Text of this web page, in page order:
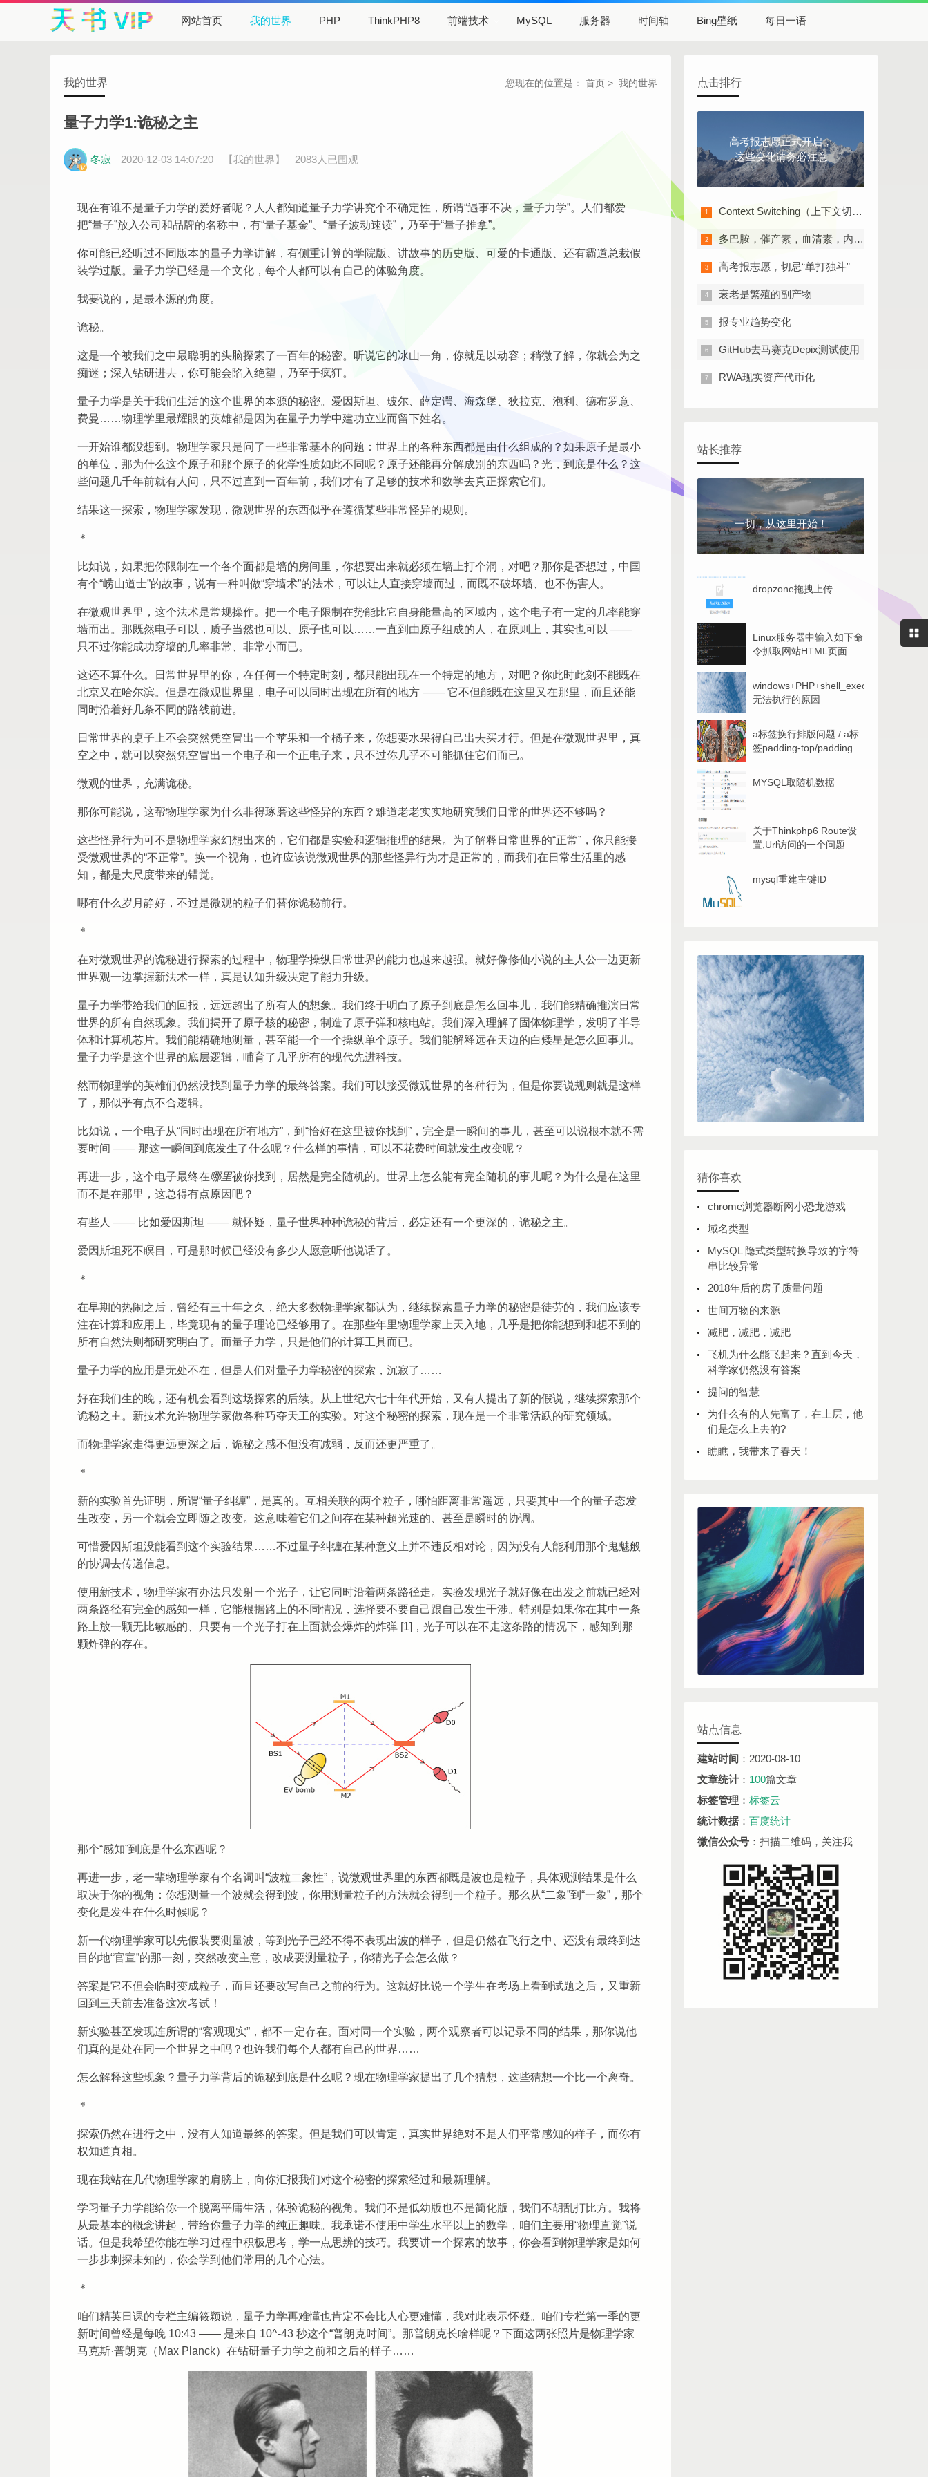
天 书 VIP 网站首页 我的世界 PHP ThinkPHP8 前端技术 MySQL 服务器 时间轴 Bing壁纸 每日一语
您现在的位置是： 首页 > 我的世界
我的世界
量子力学1:诡秘之主
冬寂 2020-12-03 14:07:20 【我的世界】 2083人已围观
现在有谁不是量子力学的爱好者呢？人人都知道量子力学讲究个不确定性，所谓“遇事不决，量子力学”。人们都爱
把“量子”放入公司和品牌的名称中，有“量子基金”、“量子波动速读”，乃至于“量子推拿”。
你可能已经听过不同版本的量子力学讲解，有侧重计算的学院版、讲故事的历史版、可爱的卡通版、还有霸道总裁假
装学过版。量子力学已经是一个文化，每个人都可以有自己的体验角度。
我要说的，是最本源的角度。
诡秘。
这是一个被我们之中最聪明的头脑探索了一百年的秘密。听说它的冰山一角，你就足以动容；稍微了解，你就会为之
痴迷；深入钻研进去，你可能会陷入绝望，乃至于疯狂。
量子力学是关于我们生活的这个世界的本源的秘密。爱因斯坦、玻尔、薛定谔、海森堡、狄拉克、泡利、德布罗意、
费曼……物理学里最耀眼的英雄都是因为在量子力学中建功立业而留下姓名。
一开始谁都没想到。物理学家只是问了一些非常基本的问题：世界上的各种东西都是由什么组成的？如果原子是最小
的单位，那为什么这个原子和那个原子的化学性质如此不同呢？原子还能再分解成别的东西吗？光，到底是什么？这
些问题几千年前就有人问，只不过直到一百年前，我们才有了足够的技术和数学去真正探索它们。
结果这一探索，物理学家发现，微观世界的东西似乎在遵循某些非常怪异的规则。
＊
比如说，如果把你限制在一个各个面都是墙的房间里，你想要出来就必须在墙上打个洞，对吧？那你是否想过，中国
有个“崂山道士”的故事，说有一种叫做“穿墙术”的法术，可以让人直接穿墙而过，而既不破坏墙、也不伤害人。
在微观世界里，这个法术是常规操作。把一个电子限制在势能比它自身能量高的区域内，这个电子有一定的几率能穿
墙而出。那既然电子可以，质子当然也可以、原子也可以……一直到由原子组成的人，在原则上，其实也可以 ——
只不过你能成功穿墙的几率非常、非常小而已。
这还不算什么。日常世界里的你，在任何一个特定时刻，都只能出现在一个特定的地方，对吧？你此时此刻不能既在
北京又在哈尔滨。但是在微观世界里，电子可以同时出现在所有的地方 —— 它不但能既在这里又在那里，而且还能
同时沿着好几条不同的路线前进。
日常世界的桌子上不会突然凭空冒出一个苹果和一个橘子来，你想要水果得自己出去买才行。但是在微观世界里，真
空之中，就可以突然凭空冒出一个电子和一个正电子来，只不过你几乎不可能抓住它们而已。
微观的世界，充满诡秘。
那你可能说，这帮物理学家为什么非得琢磨这些怪异的东西？难道老老实实地研究我们日常的世界还不够吗？
这些怪异行为可不是物理学家幻想出来的，它们都是实验和逻辑推理的结果。为了解释日常世界的“正常”，你只能接
受微观世界的“不正常”。换一个视角，也许应该说微观世界的那些怪异行为才是正常的，而我们在日常生活里的感
知，都是大尺度带来的错觉。
哪有什么岁月静好，不过是微观的粒子们替你诡秘前行。
＊
在对微观世界的诡秘进行探索的过程中，物理学操纵日常世界的能力也越来越强。就好像修仙小说的主人公一边更新
世界观一边掌握新法术一样，真是认知升级决定了能力升级。
量子力学带给我们的回报，远远超出了所有人的想象。我们终于明白了原子到底是怎么回事儿，我们能精确推演日常
世界的所有自然现象。我们揭开了原子核的秘密，制造了原子弹和核电站。我们深入理解了固体物理学，发明了半导
体和计算机芯片。我们能精确地测量，甚至能一个一个操纵单个原子。我们能解释远在天边的白矮星是怎么回事儿。
量子力学是这个世界的底层逻辑，哺育了几乎所有的现代先进科技。
然而物理学的英雄们仍然没找到量子力学的最终答案。我们可以接受微观世界的各种行为，但是你要说规则就是这样
了，那似乎有点不合逻辑。
比如说，一个电子从“同时出现在所有地方”，到“恰好在这里被你找到”，完全是一瞬间的事儿，甚至可以说根本就不需
要时间 —— 那这一瞬间到底发生了什么呢？什么样的事情，可以不花费时间就发生改变呢？
再进一步，这个电子最终在哪里被你找到，居然是完全随机的。世界上怎么能有完全随机的事儿呢？为什么是在这里
而不是在那里，这总得有点原因吧？
有些人 —— 比如爱因斯坦 —— 就怀疑，量子世界种种诡秘的背后，必定还有一个更深的，诡秘之主。
爱因斯坦死不瞑目，可是那时候已经没有多少人愿意听他说话了。
＊
在早期的热闹之后，曾经有三十年之久，绝大多数物理学家都认为，继续探索量子力学的秘密是徒劳的，我们应该专
注在计算和应用上，毕竟现有的量子理论已经够用了。在那些年里物理学家上天入地，几乎是把你能想到和想不到的
所有自然法则都研究明白了。而量子力学，只是他们的计算工具而已。
量子力学的应用是无处不在，但是人们对量子力学秘密的探索，沉寂了……
好在我们生的晚，还有机会看到这场探索的后续。从上世纪六七十年代开始，又有人提出了新的假说，继续探索那个
诡秘之主。新技术允许物理学家做各种巧夺天工的实验。对这个秘密的探索，现在是一个非常活跃的研究领域。
而物理学家走得更远更深之后，诡秘之感不但没有减弱，反而还更严重了。
＊
新的实验首先证明，所谓“量子纠缠”，是真的。互相关联的两个粒子，哪怕距离非常遥远，只要其中一个的量子态发
生改变，另一个就会立即随之改变。这意味着它们之间存在某种超光速的、甚至是瞬时的协调。
可惜爱因斯坦没能看到这个实验结果……不过量子纠缠在某种意义上并不违反相对论，因为没有人能利用那个鬼魅般
的协调去传递信息。
使用新技术，物理学家有办法只发射一个光子，让它同时沿着两条路径走。实验发现光子就好像在出发之前就已经对
两条路径有完全的感知一样，它能根据路上的不同情况，选择要不要自己跟自己发生干涉。特别是如果你在其中一条
路上放一颗无比敏感的、只要有一个光子打在上面就会爆炸的炸弹 [1]，光子可以在不走这条路的情况下，感知到那
颗炸弹的存在。
那个“感知”到底是什么东西呢？
再进一步，老一辈物理学家有个名词叫“波粒二象性”，说微观世界里的东西都既是波也是粒子，具体观测结果是什么
取决于你的视角：你想测量一个波就会得到波，你用测量粒子的方法就会得到一个粒子。那么从“二象”到“一象”，那个
变化是发生在什么时候呢？
新一代物理学家可以先假装要测量波，等到光子已经不得不表现出波的样子，但是仍然在飞行之中、还没有最终到达
目的地“官宣”的那一刻，突然改变主意，改成要测量粒子，你猜光子会怎么做？
答案是它不但会临时变成粒子，而且还要改写自己之前的行为。这就好比说一个学生在考场上看到试题之后，又重新
回到三天前去准备这次考试！
新实验甚至发现连所谓的“客观现实”，都不一定存在。面对同一个实验，两个观察者可以记录不同的结果，那你说他
们真的是处在同一个世界之中吗？也许我们每个人都有自己的世界……
怎么解释这些现象？量子力学背后的诡秘到底是什么呢？现在物理学家提出了几个猜想，这些猜想一个比一个离奇。
＊
探索仍然在进行之中，没有人知道最终的答案。但是我们可以肯定，真实世界绝对不是人们平常感知的样子，而你有
权知道真相。
现在我站在几代物理学家的肩膀上，向你汇报我们对这个秘密的探索经过和最新理解。
学习量子力学能给你一个脱离平庸生活，体验诡秘的视角。我们不是低幼版也不是简化版，我们不胡乱打比方。我将
从最基本的概念讲起，带给你量子力学的纯正趣味。我承诺不使用中学生水平以上的数学，咱们主要用“物理直觉”说
话。但是我希望你能在学习过程中积极思考，学一点思辨的技巧。我要讲一个探索的故事，你会看到物理学家是如何
一步步刺探未知的，你会学到他们常用的几个心法。
＊
咱们精英日课的专栏主编筱颖说，量子力学再难懂也肯定不会比人心更难懂，我对此表示怀疑。咱们专栏第一季的更
新时间曾经是每晚 10:43 —— 是来自 10^-43 秒这个“普朗克时间”。那普朗克长啥样呢？下面这两张照片是物理学家
马克斯·普朗克（Max Planck）在钻研量子力学之前和之后的样子……
点击排行
高考报志愿正式开启，
这些变化请务必注意
Context Switching（上下文切换）的“切换成本”
多巴胺，催产素，血清素，内啡肽
高考报志愿，切忌“单打独斗”
衰老是繁殖的副产物
报专业趋势变化
GitHub去马赛克Depix测试使用
RWA现实资产代币化
站长推荐
一切，从这里开始！
dropzone拖拽上传
Linux服务器中输入如下命
令抓取网站HTML页面
windows+PHP+shell_exec()
无法执行的原因
a标签换行排版问题 / a标
签padding-top/padding-
MYSQL取随机数据
关于Thinkphp6 Route设
置,Url访问的一个问题
mysql重建主键ID
猜你喜欢
chrome浏览器断网小恐龙游戏
域名类型
MySQL 隐式类型转换导致的字符
串比较异常
2018年后的房子质量问题
世间万物的来源
减肥，减肥，减肥
飞机为什么能飞起来？直到今天，
科学家仍然没有答案
提问的智慧
为什么有的人先富了，在上层，他
们是怎么上去的?
瞧瞧，我带来了春天！
站点信息
建站时间 ：2020-08-10
文章统计： 100篇文章
标签管理 ： 标签云
统计数据 ： 百度统计
微信公众号 ：扫描二维码，关注我